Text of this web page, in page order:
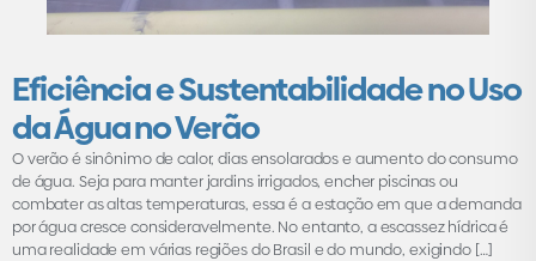
Eficiência e Sustentabilidade no Uso
da Água no Verão
O verão é sinônimo de calor, dias ensolarados e aumento do consumo
de água. Seja para manter jardins irrigados, encher piscinas ou
combater as altas temperaturas, essa é a estação em que a demanda
por água cresce consideravelmente. No entanto, a escassez hídrica é
uma realidade em várias regiões do Brasil e do mundo, exigindo […]